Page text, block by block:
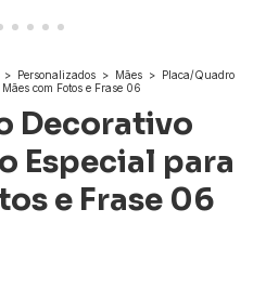
> Personalizados > Mães > Placa/Quadro
com Fotos e Frase 06
Decorativo
Especial para
e Frase 06